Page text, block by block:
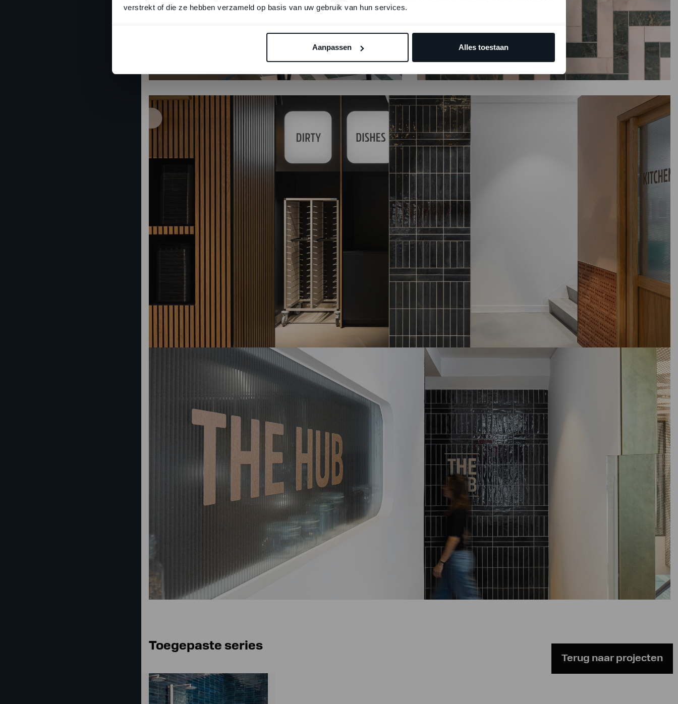
verstrekt of die ze hebben verzameld op basis van uw gebruik van hun services.
Aanpassen Alles toestaan
Toegepaste series
Terug naar projecten